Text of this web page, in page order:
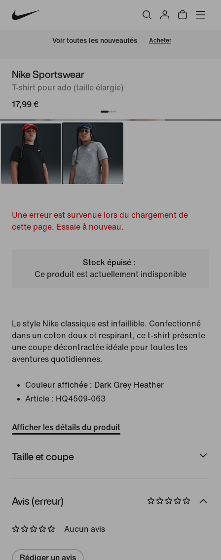
Voir toutes les nouveautés Acheter
Nike Sportswear
T-shirt pour ado (taille élargie)
17,99 €
Une erreur est survenue lors du chargement de
cette page. Essaie à nouveau.
Stock épuisé :
Ce produit est actuellement indisponible
Le style Nike classique est infaillible. Confectionné
dans un coton doux et respirant, ce t-shirt présente
une coupe décontractée idéale pour toutes tes
aventures quotidiennes.
Couleur affichée : Dark Grey Heather
Article : HQ4509-063
Afficher les détails du produit
Taille et coupe
Avis (erreur)
Aucun avis
Rédiger un avis